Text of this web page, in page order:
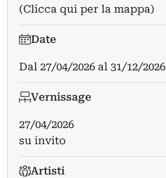
(Clicca qui per la mappa)
Date
Dal 27/04/2026 al 31/12/2026
Vernissage
27/04/2026
su invito
Artisti